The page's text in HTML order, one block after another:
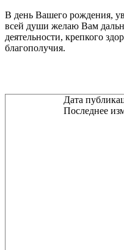
В день Вашего рождения,
всей души желаю Вам
деятельности, крепкого
благополучия.
Дата
Последнее